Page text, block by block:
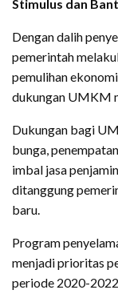
Stimulus dan
Dengan dalih
pemerintah
pemulihan
dukungan UMKM
Dukungan bagi
bunga,
imbal jasa
ditanggung
baru.
Program
menjadi prioritas
periode 2020-